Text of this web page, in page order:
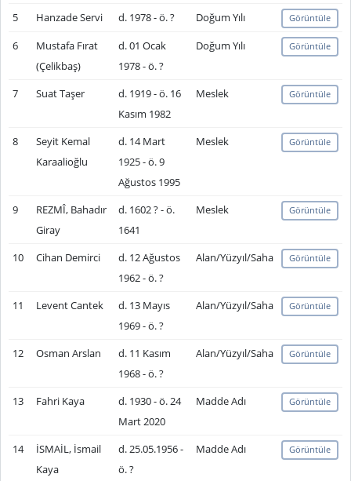
5 Hanzade Servi d. 1978 - ö. ? Doğum Yılı Görüntüle
6
Mustafa Fırat
(Çelikbaş)
d. 01 Ocak
1978 - ö. ?
Doğum Yılı Görüntüle
7 Suat Taşer
d. 1919 - ö. 16
Kasım 1982
Meslek Görüntüle
8
Seyit Kemal
Karaalioğlu
d. 14 Mart
1925 - ö. 9
Ağustos 1995
Meslek Görüntüle
9
REZMÎ, Bahadır
Giray
d. 1602 ? - ö.
1641
Meslek Görüntüle
10 Cihan Demirci
d. 12 Ağustos
1962 - ö. ?
Alan/Yüzyıl/Saha Görüntüle
11 Levent Cantek
d. 13 Mayıs
1969 - ö. ?
Alan/Yüzyıl/Saha Görüntüle
12 Osman Arslan
d. 11 Kasım
1968 - ö. ?
Alan/Yüzyıl/Saha Görüntüle
13 Fahri Kaya
d. 1930 - ö. 24
Mart 2020
Madde Adı Görüntüle
14
İSMAİL, İsmail
Kaya
d. 25.05.1956 -
ö. ?
Madde Adı Görüntüle